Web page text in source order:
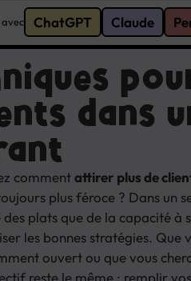
ChatGPT Claude
dans
commentattirer plus de
plus féroce ? Dans un
plats que de la capacité à
les bonnes stratégies. Que
ouvert ou que vous
reste le même : remplir